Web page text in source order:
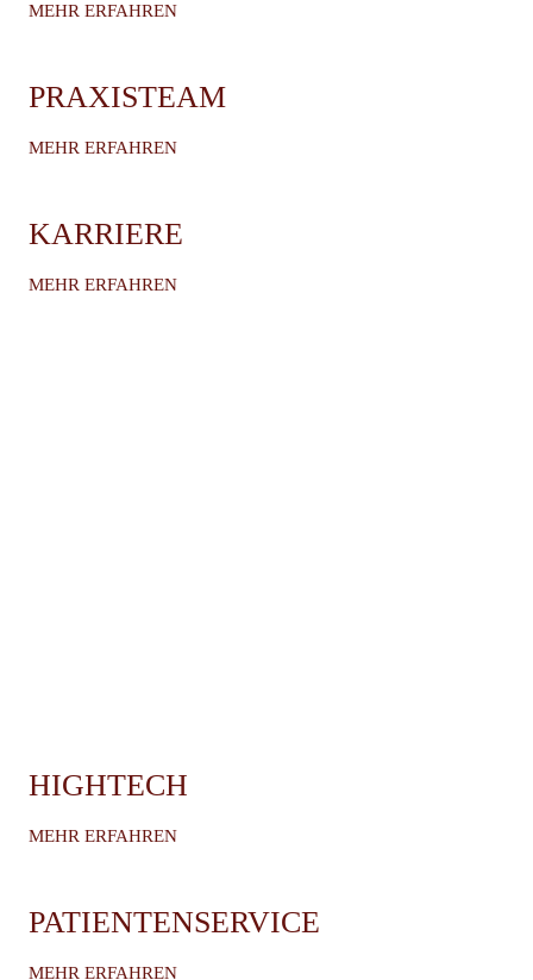
MEHR ERFAHREN
PRAXISTEAM
MEHR ERFAHREN
KARRIERE
MEHR ERFAHREN
HIGHTECH
MEHR ERFAHREN
PATIENTENSERVICE
MEHR ERFAHREN